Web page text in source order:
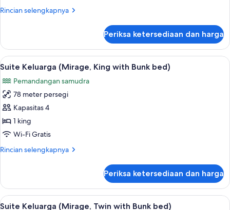
Rincian selengkapnya
Rincian
Suite
(Mirage
Duplex
Periksa ketersediaan dan harga
Lihat
semua
foto
untuk
Suite
Keluarga
(Mirage,
with
Brankas, meja kerja, tirai kedap
7
Suite Keluarga (Mirage, King with Bunk bed)
Pemandangan samudra
78 meter persegi
Kapasitas 4
1 king
Wi-Fi Gratis
Rincian selengkapnya
Rincian
Suite
Keluarga
(Mirage,
Periksa ketersediaan dan harga
Lihat
Brankas, meja kerja, tirai kedap
7
Suite Keluarga (Mirage, Twin with Bunk bed)